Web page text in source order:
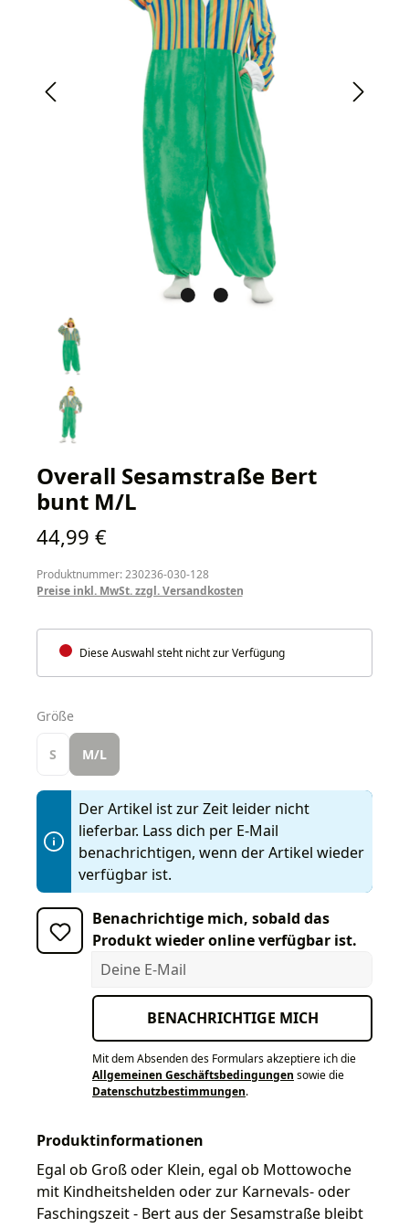
Overall Sesamstraße Bert
bunt M/L
Regulärer Preis:
44,99 €
Produktnummer: 230236-030-128
Preise inkl. MwSt. zzgl. Versandkosten
Diese Auswahl steht nicht zur Verfügung
Größe
S M/L
Der Artikel ist zur Zeit leider nicht
lieferbar. Lass dich per E-Mail
benachrichtigen, wenn der Artikel wieder
verfügbar ist.
Benachrichtige mich, sobald das
Produkt wieder online verfügbar ist.
Deine E-Mail
BENACHRICHTIGE MICH
Mit dem Absenden des Formulars akzeptiere ich die
Allgemeinen Geschäftsbedingungen sowie die
Datenschutzbestimmungen.
Produktinformationen
Egal ob Groß oder Klein, egal ob Mottowoche
mit Kindheitshelden oder zur Karnevals- oder
Faschingszeit - Bert aus der Sesamstraße bleibt